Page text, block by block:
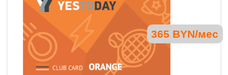
365 BYN/мес